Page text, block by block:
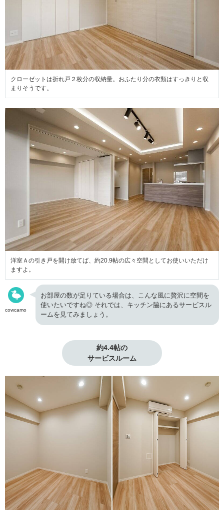
クローゼットは折れ戸２枚分の収納量。おふたり分の衣類はすっきりと収
まりそうです。
洋室Ａの引き戸を開け放てば、約20.9帖の広々空間としてお使いいただけ
ますよ。
cowcamo
お部屋の数が足りている場合は、こんな風に贅沢に空間を
使いたいですね◎ それでは、キッチン脇にあるサービスル
ームを見てみましょう。
約4.4帖の
サービスルーム